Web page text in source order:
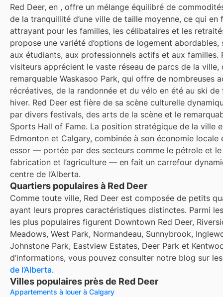
Red Deer, en , offre un mélange équilibré de
de la tranquillité d’une ville de taille moyenne, ce qui en
attrayant pour les familles, les célibataires et les
propose une variété d’options de logement abordables,
aux étudiants, aux professionnels actifs et aux familles.
visiteurs apprécient le vaste réseau de parcs de la ville,
remarquable Waskasoo Park, qui offre de nombreuses
récréatives, de la randonnée et du vélo en été au ski de
hiver. Red Deer est fière de sa scène culturelle
par divers festivals, des arts de la scène et le
Sports Hall of Fame. La position stratégique de la ville
Edmonton et Calgary, combinée à son économie locale
essor — portée par des secteurs comme le pétrole et le
fabrication et l’agriculture — en fait un carrefour
centre de l’Alberta.
Quartiers populaires à Red Deer
Comme toute ville, Red Deer est composée de petits
ayant leurs propres caractéristiques distinctes. Parmi
les plus populaires figurent Downtown Red Deer,
Meadows, West Park, Normandeau, Sunnybrook,
Johnstone Park, Eastview Estates, Deer Park et
d’informations, vous pouvez consulter notre blog sur
de l’Alberta.
Villes populaires près de Red Deer
Appartements à louer à Calgary